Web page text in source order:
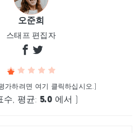
오준희
스태프 편집자
가하려면 여기 클릭하십시오.)
수, 평균: 5.0 에서 )